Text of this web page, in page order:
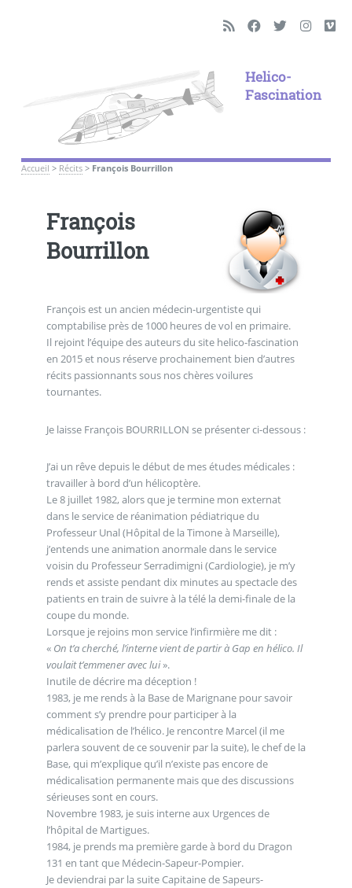
Helico-
Fascination
Accueil > Récits> François Bourrillon
François
Bourrillon
François est un ancien médecin-urgentiste qui
comptabilise près de 1000 heures de vol en primaire.
Il rejoint l’équipe des auteurs du site helico-fascination
en 2015 et nous réserve prochainement bien d’autres
récits passionnants sous nos chères voilures
tournantes.
Je laisse François BOURRILLON se présenter ci-dessous :
J’ai un rêve depuis le début de mes études médicales :
travailler à bord d’un hélicoptère.
Le 8 juillet 1982, alors que je termine mon externat
dans le service de réanimation pédiatrique du
Professeur Unal (Hôpital de la Timone à Marseille),
j’entends une animation anormale dans le service
voisin du Professeur Serradimigni (Cardiologie), je m’y
rends et assiste pendant dix minutes au spectacle des
patients en train de suivre à la télé la demi-finale de la
coupe du monde.
Lorsque je rejoins mon service l’infirmière me dit :
« On t’a cherché, l’interne vient de partir à Gap en hélico. Il
voulait t’emmener avec lui».
Inutile de décrire ma déception !
1983, je me rends à la Base de Marignane pour savoir
comment s’y prendre pour participer à la
médicalisation de l’hélico. Je rencontre Marcel (il me
parlera souvent de ce souvenir par la suite), le chef de la
Base, qui m’explique qu’il n’existe pas encore de
médicalisation permanente mais que des discussions
sérieuses sont en cours.
Novembre 1983, je suis interne aux Urgences de
l’hôpital de Martigues.
1984, je prends ma première garde à bord du Dragon
131 en tant que Médecin-Sapeur-Pompier.
Je deviendrai par la suite Capitaine de Sapeurs-